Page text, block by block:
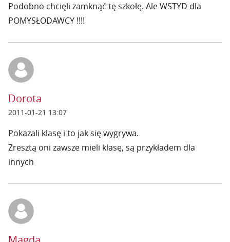
Podobno chcięli zamknąć tę szkołę. Ale WSTYD dla
POMYSŁODAWCY !!!!
Dorota
2011-01-21 13:07
Pokazali klasę i to jak się wygrywa.
Zresztą oni zawsze mieli klasę, są przykładem dla
innych